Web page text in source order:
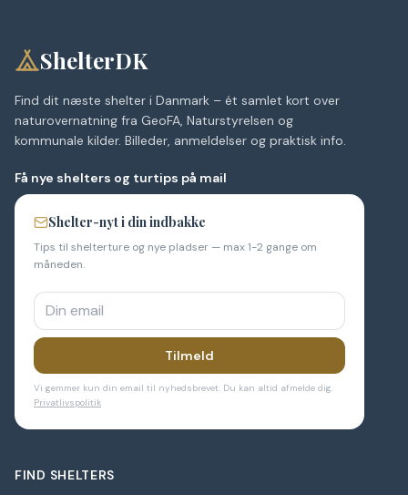
ShelterDK
Find dit næste shelter i Danmark – ét samlet kort over
naturovernatning fra GeoFA, Naturstyrelsen og
kommunale kilder. Billeder, anmeldelser og praktisk info.
Få nye shelters og turtips på mail
Shelter-nyt i din indbakke
Tips til shelterture og nye pladser — max 1-2 gange om
måneden.
Tilmeld
Vi gemmer kun din email til nyhedsbrevet. Du kan altid afmelde dig.
Privatlivspolitik
FIND SHELTERS